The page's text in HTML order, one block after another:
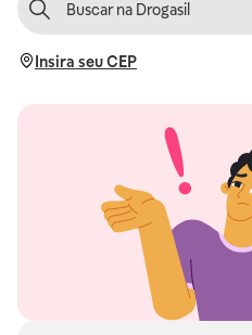
Insira seu CEP